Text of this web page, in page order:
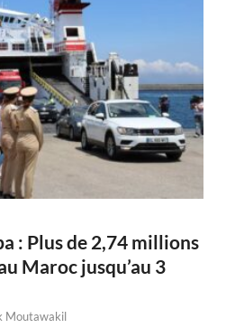
: Plus de 2,74 millions
Maroc jusqu’au 3
Moutawakil